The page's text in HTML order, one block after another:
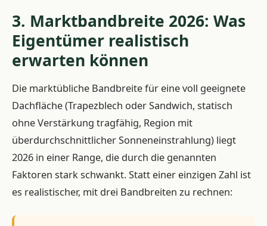
3. Marktbandbreite 2026: Was
Eigentümer realistisch
erwarten können
Die marktübliche Bandbreite für eine voll geeignete
Dachfläche (Trapezblech oder Sandwich, statisch
ohne Verstärkung tragfähig, Region mit
überdurchschnittlicher Sonneneinstrahlung) liegt
2026 in einer Range, die durch die genannten
Faktoren stark schwankt. Statt einer einzigen Zahl ist
es realistischer, mit drei Bandbreiten zu rechnen: